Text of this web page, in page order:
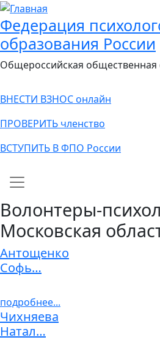
Федерация
образования России
Общероссийская общественная
ВНЕСТИ ВЗНОС онлайн
ПРОВЕРИТЬ членство
ВСТУПИТЬ В ФПО России
Main navigation
Волонтеры-
Московская
Антощенко
Софь…
подробнее...
Чихняева
Натал…